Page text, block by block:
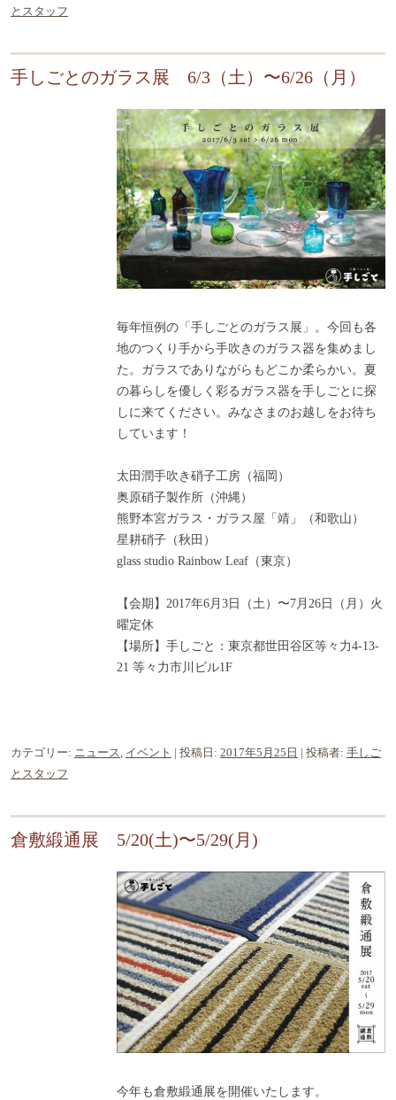
とスタッフ
手しごとのガラス展 6/3（土）〜6/26（月）
毎年恒例の「手しごとのガラス展」。今回も各
地のつくり手から手吹きのガラス器を集めまし
た。ガラスでありながらもどこか柔らかい。夏
の暮らしを優しく彩るガラス器を手しごとに探
しに来てください。みなさまのお越しをお待ち
しています！
太田潤手吹き硝子工房（福岡）
奥原硝子製作所（沖縄）
熊野本宮ガラス・ガラス屋「靖」（和歌山）
星耕硝子（秋田）
glass studio Rainbow Leaf（東京）
【会期】2017年6月3日（土）〜7月26日（月）火
曜定休
【場所】手しごと：東京都世田谷区等々力4-13-
21 等々力市川ビル1F
カテゴリー: ニュース, イベント | 投稿日: 2017年5月25日 | 投稿者: 手しご
とスタッフ
倉敷緞通展 5/20(土)〜5/29(月)
今年も倉敷緞通展を開催いたします。